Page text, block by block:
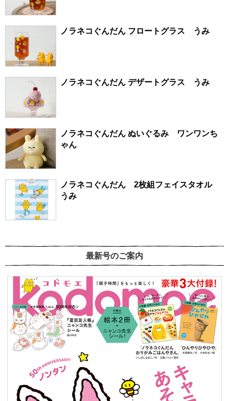
ノラネコぐんだん フロートグラス うみ
ノラネコぐんだん デザートグラス うみ
ノラネコぐんだん ぬいぐるみ ワンワンち
ゃん
ノラネコぐんだん 2枚組フェイスタオル
うみ
最新号のご案内